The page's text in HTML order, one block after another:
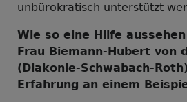
unbürokratisch unterstützt
Wie so eine Hilfe
Frau Biemann-Hubert von
(Diakonie-Schwabach-
Erfahrung an einem